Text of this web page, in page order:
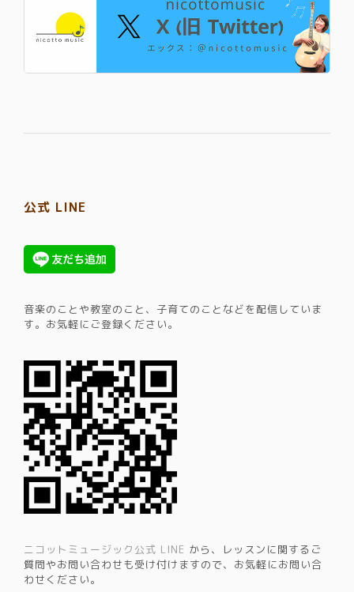
公式 LINE
音楽のことや教室のこと、子育てのことなどを配信していま
す。​お気軽にご登録ください。
ニコットミュージック公式 LINE から、レッスンに関するご
質問やお問い合わせも受け付けますので、お気軽にお問い合
わせください。